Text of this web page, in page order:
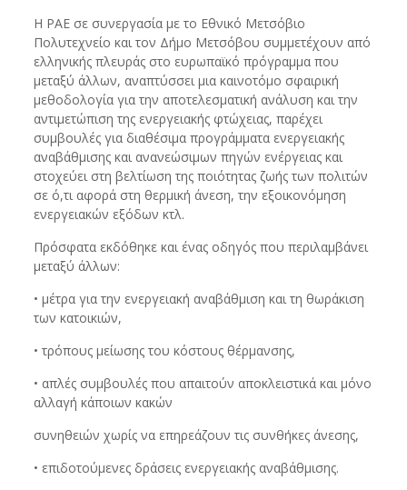
Η ΡΑΕ σε συνεργασία με το Εθνικό Μετσόβιο
Πολυτεχνείο και τον Δήμο Μετσόβου συμμετέχουν από
ελληνικής πλευράς στο ευρωπαϊκό πρόγραμμα που
μεταξύ άλλων, αναπτύσσει μια καινοτόμο σφαιρική
μεθοδολογία για την αποτελεσματική ανάλυση και την
αντιμετώπιση της ενεργειακής φτώχειας, παρέχει
συμβουλές για διαθέσιμα προγράμματα ενεργειακής
αναβάθμισης και ανανεώσιμων πηγών ενέργειας και
στοχεύει στη βελτίωση της ποιότητας ζωής των πολιτών
σε ό,τι αφορά στη θερμική άνεση, την εξοικονόμηση
ενεργειακών εξόδων κτλ.
Πρόσφατα εκδόθηκε και ένας οδηγός που περιλαμβάνει
μεταξύ άλλων:
• μέτρα για την ενεργειακή αναβάθμιση και τη θωράκιση
των κατοικιών,
• τρόπους μείωσης του κόστους θέρμανσης,
• απλές συμβουλές που απαιτούν αποκλειστικά και μόνο
αλλαγή κάποιων κακών
συνηθειών χωρίς να επηρεάζουν τις συνθήκες άνεσης,
• επιδοτούμενες δράσεις ενεργειακής αναβάθμισης.